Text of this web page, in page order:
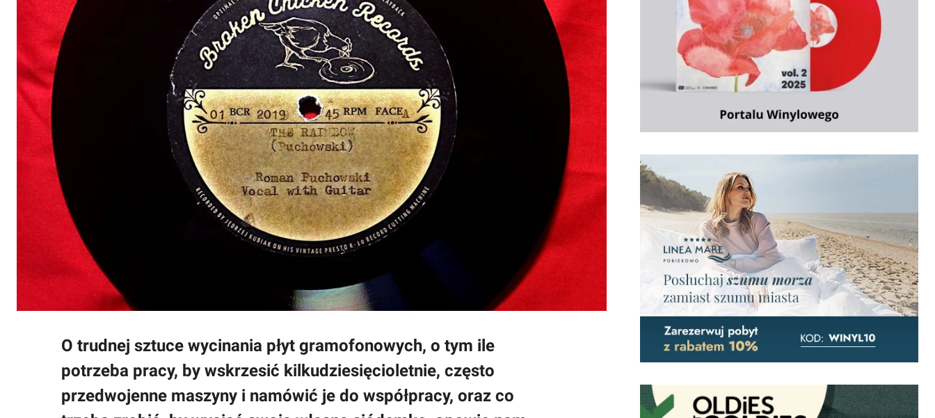
O trudnej sztuce wycinania płyt gramofonowych, o tym ile
potrzeba pracy, by wskrzesić kilkudziesięcioletnie, często
przedwojenne maszyny i namówić je do współpracy, oraz co